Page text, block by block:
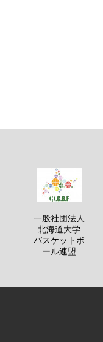
一般社団法人
北海道大学
バスケットボ
ール連盟